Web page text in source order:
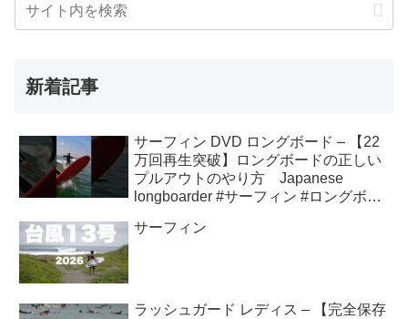
新着記事
サーフィン DVD ロングボード – 【22
万回再生突破】ロングボードの正しい
プルアウトのやり方 Japanese
longboarder #サーフィン #ロングボー
サーフィン
ラッシュガード レディス – 【完全保存